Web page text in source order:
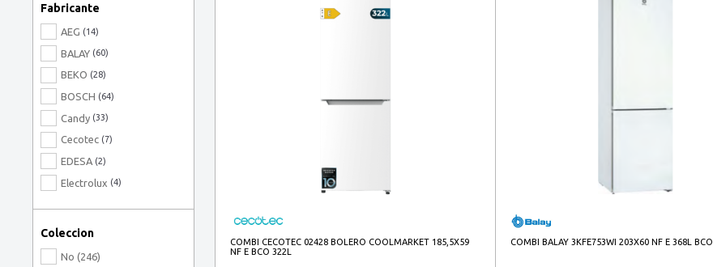
Fabricante
AEG (14)
BALAY (60)
BEKO (28)
BOSCH (64)
Candy (33)
Cecotec (7)
EDESA (2)
Electrolux (4)
HISENSE BLANCA
Coleccion
No (246)
COMBI CECOTEC 02428 BOLERO COOLMARKET 185,5X59
NF E BCO 322L
COMBI BALAY 3KFE753WI 203X60 NF E 368L BCO